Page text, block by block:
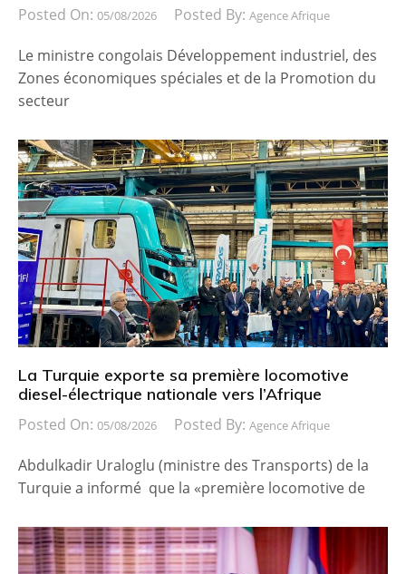
Posted On: 05/08/2026 Posted By: Agence Afrique
Le ministre congolais Développement industriel, des
Zones économiques spéciales et de la Promotion du
secteur
La Turquie exporte sa première locomotive
diesel-électrique nationale vers l’Afrique
Posted On: 05/08/2026 Posted By: Agence Afrique
Abdulkadir Uraloglu (ministre des Transports) de la
Turquie a informé que la «première locomotive de